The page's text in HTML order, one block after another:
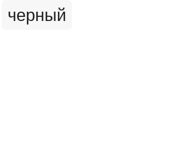
черный